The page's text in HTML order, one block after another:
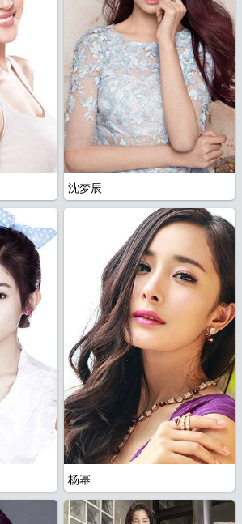
沈梦辰
杨幂